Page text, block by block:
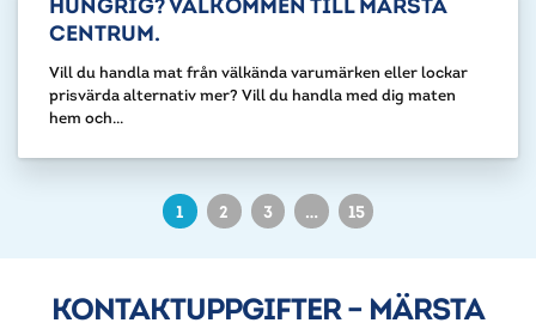
CENTRUM.
Vill du handla mat från välkända varumärken eller lockar
prisvärda alternativ mer? Vill du handla med dig maten
hem och...
1 2 3 … 15
KONTAKTUPPGIFTER – MÄRSTA